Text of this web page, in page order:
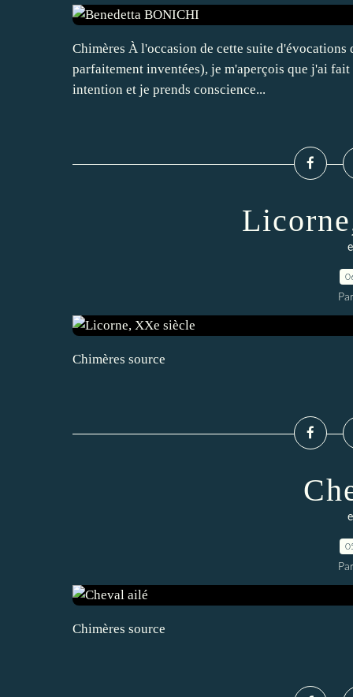
Chimères À l'occasion de cette suite
parfaitement inventées), je m'aperçois que j'ai
intention et je prends conscience...
Chimères source
Chimères source